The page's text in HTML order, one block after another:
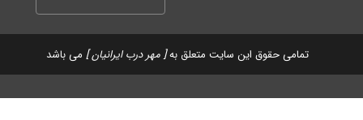
تمامی حقوق این سایت متعلق به[ مهر درب ایرانیان ] می باشد